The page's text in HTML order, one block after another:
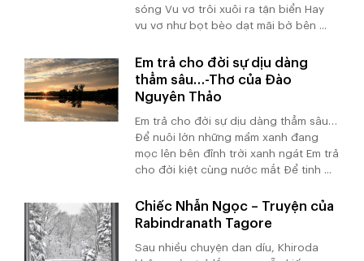
sóng Vu vơ trôi xuôi ra tận biển Hay
vu vơ như bọt bèo dạt mãi bờ bên ...
Em trả cho đời sự dịu dàng
thẳm sâu…-Thơ của Đào
Nguyên Thảo
Em trả cho đời sự dịu dàng thẳm sâu…
Để nuôi lớn những mầm xanh đang
mọc lên bên đỉnh trời xanh ngát Em trả
cho đời kiệt cùng nước mắt Để tinh ...
Chiếc Nhẫn Ngọc – Truyện của
Rabindranath Tagore
Sau nhiều chuyện dan díu, Khiroda